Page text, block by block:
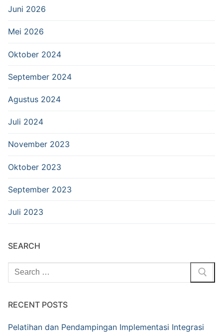
Juni 2026
Mei 2026
Oktober 2024
September 2024
Agustus 2024
Juli 2024
November 2023
Oktober 2023
September 2023
Juli 2023
SEARCH
Cari:
RECENT POSTS
Pelatihan dan Pendampingan Implementasi Integrasi